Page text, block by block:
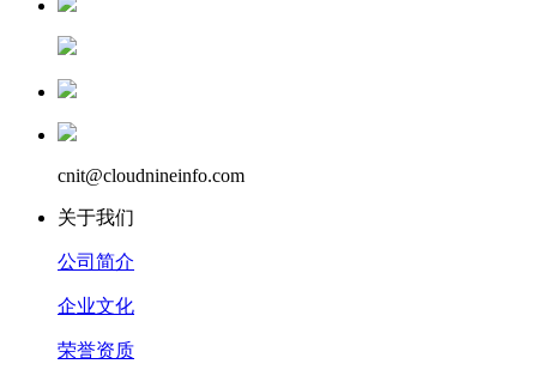
cnit@cloudnineinfo.com
关于我们
公司简介
企业文化
荣誉资质